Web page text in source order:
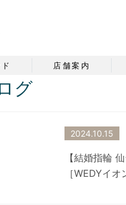
店舗案内
グ
2024.10.15
【結婚指輪
［WEDYイオ